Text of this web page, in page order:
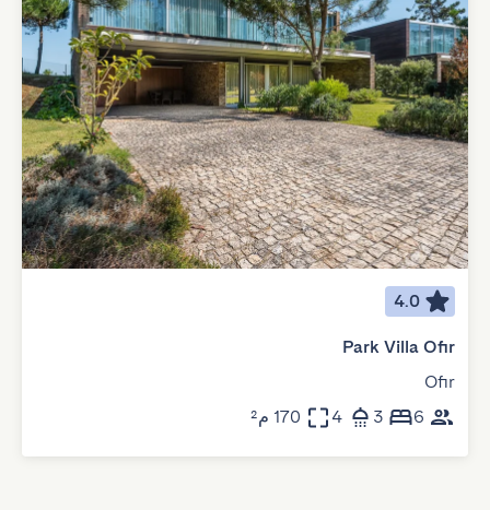
4.0
Park Villa Ofir
Ofir
6
3
4 170 م²